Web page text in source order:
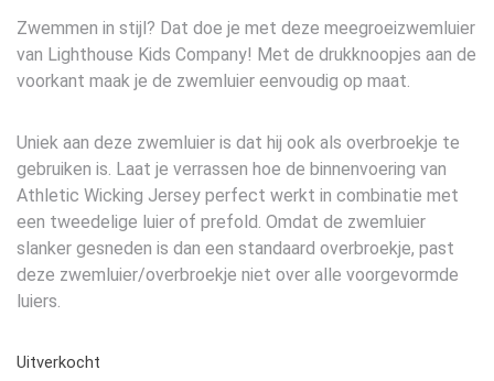
€19,95.€15,96.
Zwemmen in stijl? Dat doe je met deze meegroeizwemluier
van Lighthouse Kids Company! Met de drukknoopjes aan de
voorkant maak je de zwemluier eenvoudig op maat.
Uniek aan deze zwemluier is dat hij ook als overbroekje te
gebruiken is. Laat je verrassen hoe de binnenvoering van
Athletic Wicking Jersey perfect werkt in combinatie met
een tweedelige luier of prefold. Omdat de zwemluier
slanker gesneden is dan een standaard overbroekje, past
deze zwemluier/overbroekje niet over alle voorgevormde
luiers.
Uitverkocht